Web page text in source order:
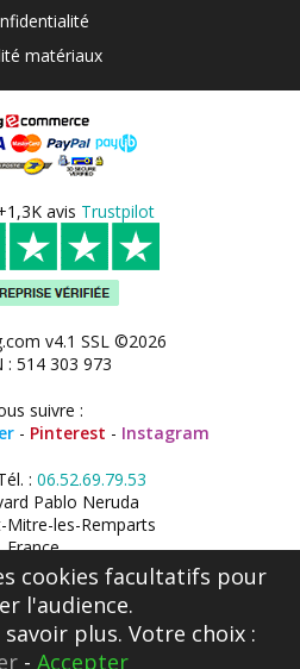
matériaux
avis Trustpilot
v4.1 SSL ©2026
: 514 303 973
suivre :
- Pinterest - Instagram
: 06.52.69.79.53
Pablo Neruda
Mitre-les-Remparts
France
cookies facultatifs pour
l'audience.
plus. Votre choix :
- Accepter